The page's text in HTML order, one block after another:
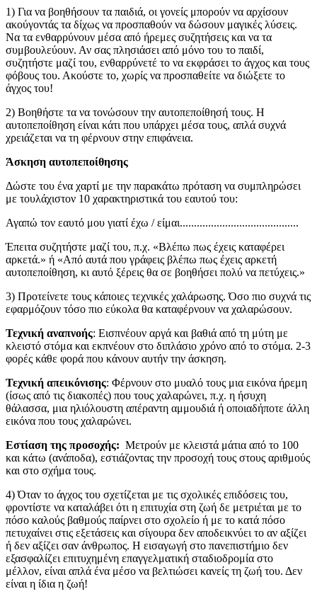
1) Για να βοηθήσουν τα παιδιά, οι γονείς μπορούν να αρχίσουν
ακούγοντάς τα δίχως να προσπαθούν να δώσουν μαγικές λύσεις.
Να τα ενθαρρύνουν μέσα από ήρεμες συζητήσεις και να τα
συμβουλεύουν. Αν σας πλησιάσει από μόνο του το παιδί,
συζητήστε μαζί του, ενθαρρύνετέ το να εκφράσει το άγχος και τους
φόβους του. Ακούστε το, χωρίς να προσπαθείτε να διώξετε το
άγχος του!
2) Βοηθήστε τα να τονώσουν την αυτοπεποίθησή τους. Η
αυτοπεποίθηση είναι κάτι που υπάρχει μέσα τους, απλά συχνά
χρειάζεται να τη φέρνουν στην επιφάνεια.
Άσκηση αυτοπεποίθησης
Δώστε του ένα χαρτί με την παρακάτω πρόταση να συμπληρώσει
με τουλάχιστον 10 χαρακτηριστικά του εαυτού του:
Αγαπώ τον εαυτό μου γιατί έχω / είμαι..........................................
Έπειτα συζητήστε μαζί του, π.χ. «Βλέπω πως έχεις καταφέρει
αρκετά.» ή «Από αυτά που γράφεις βλέπω πως έχεις αρκετή
αυτοπεποίθηση, κι αυτό ξέρεις θα σε βοηθήσει πολύ να πετύχεις.»
3) Προτείνετε τους κάποιες τεχνικές χαλάρωσης. Όσο πιο συχνά τις
εφαρμόζουν τόσο πιο εύκολα θα καταφέρνουν να χαλαρώσουν.
Τεχνική αναπνοής: Εισπνέουν αργά και βαθιά από τη μύτη με
κλειστό στόμα και εκπνέουν στο διπλάσιο χρόνο από το στόμα. 2-3
φορές κάθε φορά που κάνουν αυτήν την άσκηση.
Τεχνική απεικόνισης: Φέρνουν στο μυαλό τους μια εικόνα ήρεμη
(ίσως από τις διακοπές) που τους χαλαρώνει, π.χ. η ήσυχη
θάλασσα, μια ηλιόλουστη απέραντη αμμουδιά ή οποιαδήποτε άλλη
εικόνα που τους χαλαρώνει.
Εστίαση της προσοχής: Μετρούν με κλειστά μάτια από το 100
και κάτω (ανάποδα), εστιάζοντας την προσοχή τους στους αριθμούς
και στο σχήμα τους.
4) Όταν το άγχος του σχετίζεται με τις σχολικές επιδόσεις του,
φροντίστε να καταλάβει ότι η επιτυχία στη ζωή δε μετριέται με το
πόσο καλούς βαθμούς παίρνει στο σχολείο ή με το κατά πόσο
πετυχαίνει στις εξετάσεις και σίγουρα δεν αποδεικνύει το αν αξίζει
ή δεν αξίζει σαν άνθρωπος. Η εισαγωγή στο πανεπιστήμιο δεν
εξασφαλίζει επιτυχημένη επαγγελματική σταδιοδρομία στο
μέλλον, είναι απλά ένα μέσο να βελτιώσει κανείς τη ζωή του. Δεν
είναι η ίδια η ζωή!